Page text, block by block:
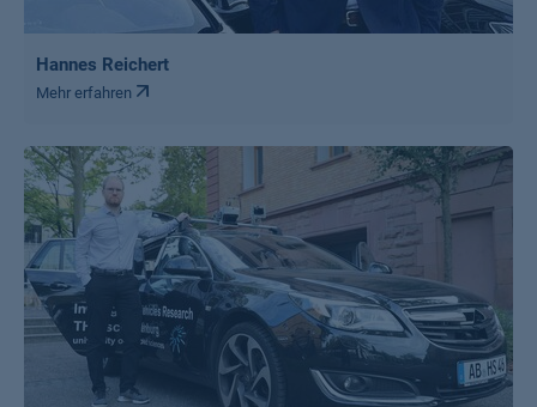
Hannes Reichert
Mehr erfahren